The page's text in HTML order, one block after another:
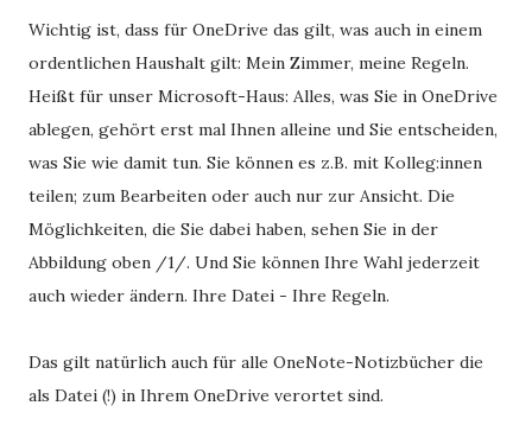
Wichtig ist, dass für OneDrive das gilt, was auch in einem
ordentlichen Haushalt gilt: Mein Zimmer, meine Regeln.
Heißt für unser Microsoft-Haus: Alles, was Sie in OneDrive
ablegen, gehört erst mal Ihnen alleine und Sie entscheiden,
was Sie wie damit tun. Sie können es z.B. mit Kolleg:innen
teilen; zum Bearbeiten oder auch nur zur Ansicht. Die
Möglichkeiten, die Sie dabei haben, sehen Sie in der
Abbildung oben /1/. Und Sie können Ihre Wahl jederzeit
auch wieder ändern. Ihre Datei - Ihre Regeln.
Das gilt natürlich auch für alle OneNote-Notizbücher die
als Datei (!) in Ihrem OneDrive verortet sind.